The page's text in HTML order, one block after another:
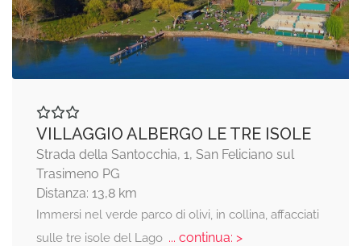
VILLAGGIO ALBERGO LE TRE ISOLE
Strada della Santocchia, 1, San Feliciano sul
Trasimeno PG
Distanza: 13,8 km
Immersi nel verde parco di olivi, in collina, affacciati
sulle tre isole del Lago... continua: >